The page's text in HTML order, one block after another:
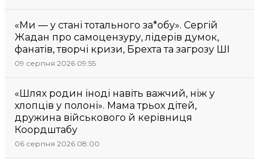
«Ми — у стані тотального за*обу». Сергій
Жадан про самоцензуру, лідерів думок,
фанатів, творчі кризи, Брехта та загрозу ШІ
09 серпня 2026 09:55
«Шлях родин іноді навіть важчий, ніж у
хлопців у полоні». Мама трьох дітей,
дружина військового й керівниця
Коордштабу
06 серпня 2026 08:00